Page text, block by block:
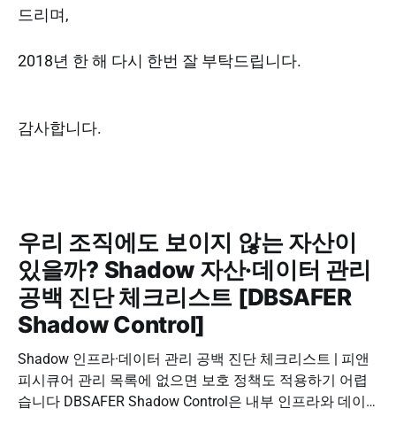
드리며,
2018년 한 해 다시 한번 잘 부탁드립니다.
감사합니다.
우리 조직에도 보이지 않는 자산이
있을까? Shadow 자산·데이터 관리
공백 진단 체크리스트 [DBSAFER
Shadow Control]
Shadow 인프라·데이터 관리 공백 진단 체크리스트 | 피앤
피시큐어 관리 목록에 없으면 보호 정책도 적용하기 어렵
습니다 DBSAFER Shadow Control은 내부 인프라와 데이